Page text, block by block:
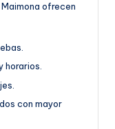
ofrecen
horarios.
con mayor